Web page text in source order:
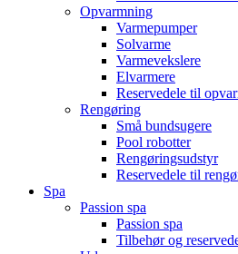
Opvarmning
Varmepumper
Solvarme
Varmevekslere
Elvarmere
Reservedele til
Rengøring
Små bundsugere
Pool robotter
Rengøringsudstyr
Reservedele til
Spa
Passion spa
Passion spa
Tilbehør og